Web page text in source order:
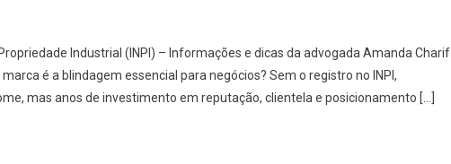
Industrial (INPI) – Informações e dicas da advogada Amanda Charif.
é a blindagem essencial para negócios? Sem o registro no INPI,
mas anos de investimento em reputação, clientela e posicionamento […]